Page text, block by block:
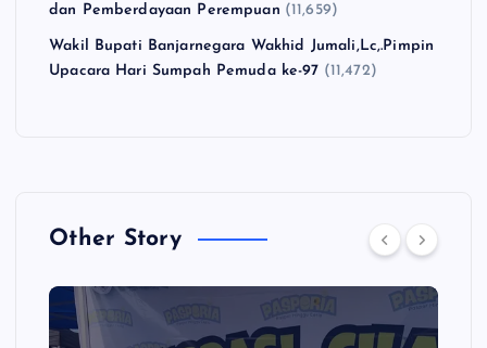
dan Pemberdayaan Perempuan (11,659)
Wakil Bupati Banjarnegara Wakhid Jumali,Lc,.Pimpin
Upacara Hari Sumpah Pemuda ke-97 (11,472)
Other Story